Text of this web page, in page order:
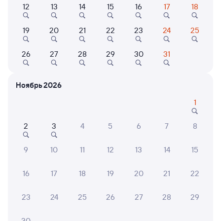
205С Проходящий 7,9
Чаны
23:22 14:23
1 д 14 ч 1 м в пути
Дни следования
от 7 ⁠192 ⁠₽ 10 ⁠753 ⁠₽
Найдём билет на поезд за вас
12 13 14 15 16 17 18
19 20 21 22 23 24 25
26 27 28 29 30 31
Ноябрь 2026
1
2 3 4 5 6 7 8
9 10 11 12 13 14 15
16 17 18 19 20 21 22
23 24 25 26 27 28 29